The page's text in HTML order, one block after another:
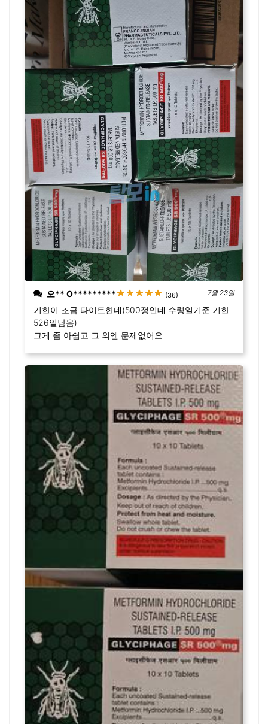
오** O********* (36) 7월 23일
기한이 조금 타이트한데(500정인데 수령일기준 기한
526일남음)
그게 좀 아쉽고 그 외엔 문제없어요